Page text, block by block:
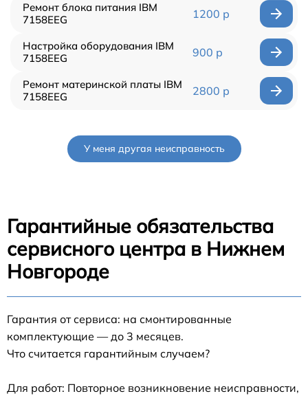
Ремонт блока питания IBM
7158EEG
1200 р
Настройка оборудования IBM
7158EEG
900 р
Ремонт материнской платы IBM
7158EEG
2800 р
У меня другая неисправность
Гарантийные обязательства
сервисного центра в Нижнем
Новгороде
Гарантия от сервиса: на смонтированные
комплектующие — до 3 месяцев.
Что считается гарантийным случаем?
Для работ: Повторное возникновение неисправности,